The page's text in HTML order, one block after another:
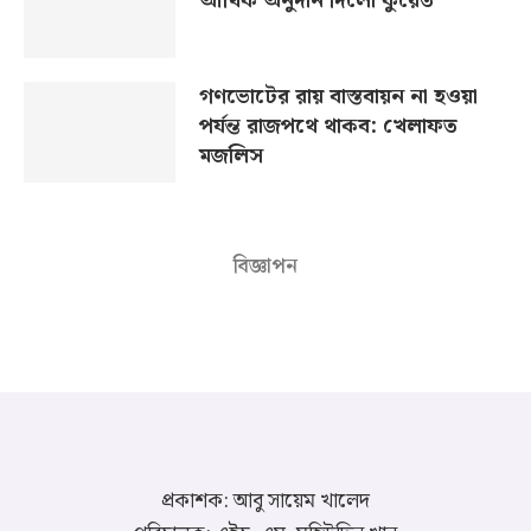
গণভোটের রায় বাস্তবায়ন না হওয়া
পর্যন্ত রাজপথে থাকব: খেলাফত
মজলিস
বিজ্ঞাপন
প্রকাশক: আবু সায়েম খালেদ